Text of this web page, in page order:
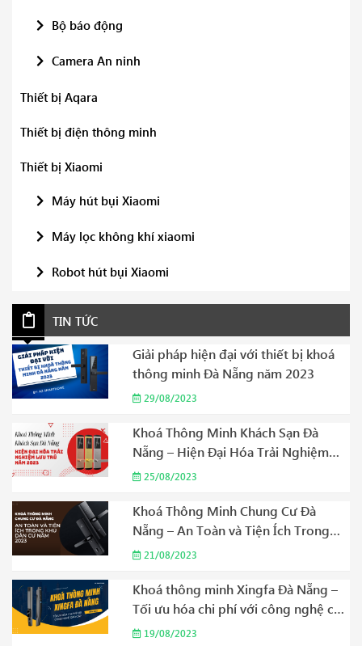
Bộ báo động
Camera An ninh
Thiết bị Aqara
Thiết bị điện thông minh
Thiết bị Xiaomi
Máy hút bụi Xiaomi
Máy lọc không khí xiaomi
Robot hút bụi Xiaomi
TIN TỨC
Giải pháp hiện đại với thiết bị khoá
thông minh Đà Nẵng năm 2023
29/08/2023
Khoá Thông Minh Khách Sạn Đà
Nẵng – Hiện Đại Hóa Trải Nghiệm
Lưu Trú Năm 2023
25/08/2023
Khoá Thông Minh Chung Cư Đà
Nẵng – An Toàn và Tiện Ích Trong
Khu Dân Cư Năm 2023
21/08/2023
Khoá thông minh Xingfa Đà Nẵng –
Tối ưu hóa chi phí với công nghệ cao
cấp Năm 2023
19/08/2023